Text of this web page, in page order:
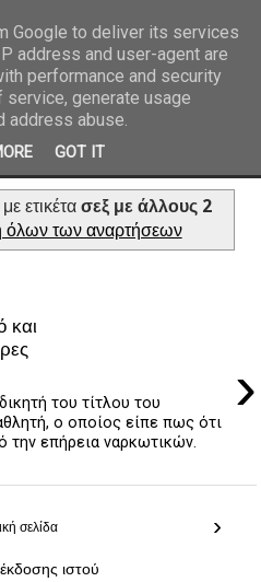
NET
ετικέτα σεξ με άλλους 2
όλων των αναρτήσεων
και
›
του τίτλου του
ο οποίος είπε πως ότι
την επήρεια ναρκωτικών.
›
σελίδα
ιστού
Google to deliver its services
address and user-agent are
performance and security
generate usage
address abuse.
GOT IT